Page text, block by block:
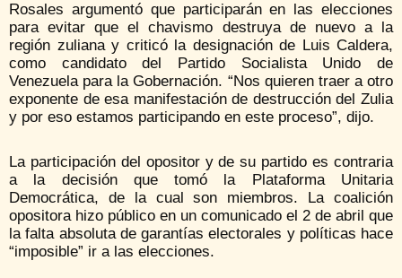
Rosales argumentó que participarán en las elecciones
para evitar que el chavismo destruya de nuevo a la
región zuliana y criticó la designación de Luis Caldera,
como candidato del Partido Socialista Unido de
Venezuela para la Gobernación. “Nos quieren traer a otro
exponente de esa manifestación de destrucción del Zulia
y por eso estamos participando en este proceso”, dijo.
La participación del opositor y de su partido es contraria
a la decisión que tomó la Plataforma Unitaria
Democrática, de la cual son miembros. La coalición
opositora hizo público en un comunicado el 2 de abril que
la falta absoluta de garantías electorales y políticas hace
“imposible” ir a las elecciones.